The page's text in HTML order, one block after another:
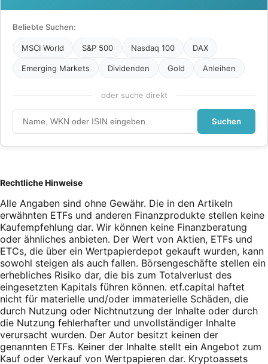
Beliebte Suchen:
MSCI World S&P 500 Nasdaq 100 DAX
Emerging Markets Dividenden Gold Anleihen
oder suche direkt
Suchen
Rechtliche Hinweise
Alle Angaben sind ohne Gewähr. Die in den Artikeln
erwähnten ETFs und anderen Finanzprodukte stellen keine
Kaufempfehlung dar. Wir können keine Finanzberatung
oder ähnliches anbieten. Der Wert von Aktien, ETFs und
ETCs, die über ein Wertpapierdepot gekauft wurden, kann
sowohl steigen als auch fallen. Börsengeschäfte stellen ein
erhebliches Risiko dar, die bis zum Totalverlust des
eingesetzten Kapitals führen können. etf.capital haftet
nicht für materielle und/oder immaterielle Schäden, die
durch Nutzung oder Nichtnutzung der Inhalte oder durch
die Nutzung fehlerhafter und unvollständiger Inhalte
verursacht wurden. Der Autor besitzt keinen der
genannten ETFs. Keiner der Inhalte stellt ein Angebot zum
Kauf oder Verkauf von Wertpapieren dar. Kryptoassets